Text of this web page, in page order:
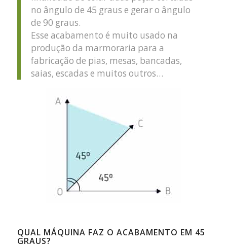
no ângulo de 45 graus e gerar o ângulo
de 90 graus.
Esse acabamento é muito usado na
produção da marmoraria para a
fabricação de pias, mesas, bancadas,
saias, escadas e muitos outros…
QUAL MÁQUINA FAZ O ACABAMENTO EM 45
GRAUS?